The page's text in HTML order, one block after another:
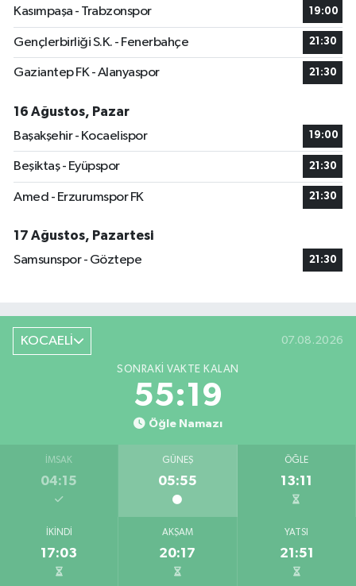
Kasımpaşa - Trabzonspor 19:00
Gençlerbirliği S.K. - Fenerbahçe 21:30
Gaziantep FK - Alanyaspor 21:30
16 Ağustos, Pazar
Başakşehir - Kocaelispor
19:00
Beşiktaş - Eyüpspor 21:30
Amed - Erzurumspor FK 21:30
17 Ağustos, Pazartesi
Samsunspor - Göztepe
21:30
KOCAELİ 07.08.2026
SONRAKI VAKTE KALAN
55:18
Öğle Namazı
İMSAK
04:15
GÜNEŞ
05:55
ÖĞLE
13:11
İKINDI
17:03
AKŞAM
20:17
YATSI
21:51